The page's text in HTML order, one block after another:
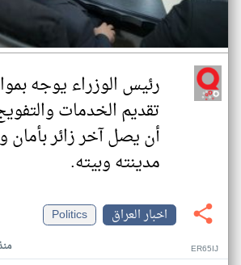
رئيس الوزراء يوجه
تقديم الخدمات
أن يصل آخر زائر بأمان
مدينته وبيته.
اخبار العراق
Politics
ER65IJ